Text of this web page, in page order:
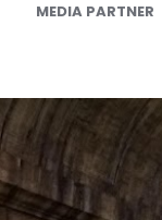
MEDIA PARTNER